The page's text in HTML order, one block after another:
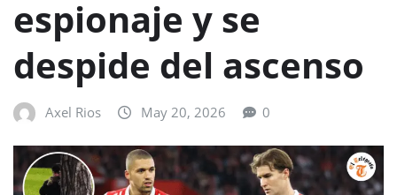
espionaje y se
despide del ascenso
Axel Rios May 20, 2026 0